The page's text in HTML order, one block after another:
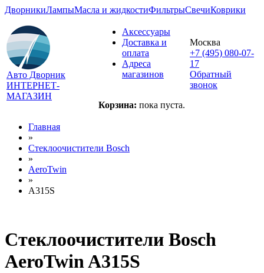
ДворникиЛампыМасла и жидкостиФильтрыСвечиКоврики
Авто Дворник
ИНТЕРНЕТ-
МАГАЗИН
Аксессуары
Доставка и
оплата
Адреса
магазинов
Корзина: пока пуста.
Москва
+7 (495) 080-07-
17
Обратный
звонок
Главная
»
Стеклоочистители Bosch
»
AeroTwin
»
A315S
Стеклоочистители Bosch
AeroTwin A315S